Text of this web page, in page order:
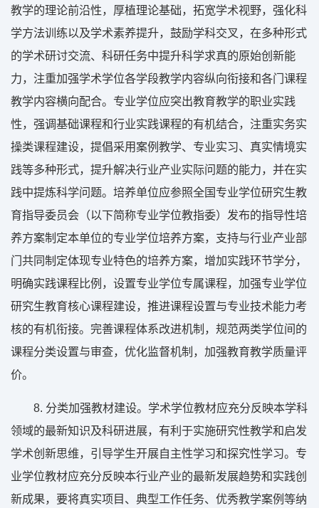
教学的理论前沿性，厚植理论基础，拓宽学术视野，强化科
学方法训练以及学术素养提升，鼓励学科交叉，在多种形式
的学术研讨交流、科研任务中提升科学求真的原始创新能
力，注重加强学术学位各学段教学内容纵向衔接和各门课程
教学内容横向配合。专业学位应突出教育教学的职业实践
性，强调基础课程和行业实践课程的有机结合，注重实务实
操类课程建设，提倡采用案例教学、专业实习、真实情境实
践等多种形式，提升解决行业产业实际问题的能力，并在实
践中提炼科学问题。培养单位应参照全国专业学位研究生教
育指导委员会（以下简称专业学位教指委）发布的指导性培
养方案制定本单位的专业学位培养方案，支持与行业产业部
门共同制定体现专业特色的培养方案，增加实践环节学分，
明确实践课程比例，设置专业学位专属课程，加强专业学位
研究生教育核心课程建设，推进课程设置与专业技术能力考
核的有机衔接。完善课程体系改进机制，规范两类学位间的
课程分类设置与审查，优化监督机制，加强教育教学质量评
价。
8. 分类加强教材建设。学术学位教材应充分反映本学科
领域的最新知识及科研进展，有利于实施研究性教学和启发
学术创新思维，引导学生开展自主性学习和探究性学习。专
业学位教材应充分反映本行业产业的最新发展趋势和实践创
新成果，要将真实项目、典型工作任务、优秀教学案例等纳